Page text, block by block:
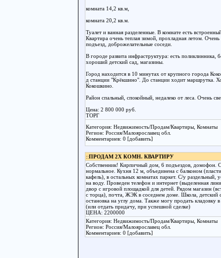
комната 14,2 кв.м,
комната 20,2 кв.м.
Туалет и ванная разделенные. В комнате есть
Квартира очень теплая зимой, прохладная летом.
подъезд, доброжелательные соседи.
В городе развита инфраструктура: есть поликлинника,
хороший детский сад, магазины.
Город находится в 10 минутах от крупного города
д станции "Крёкшино". До станции ходит маршрутка.
Кокошкино.
Район спальный, спокойный, недалеко от леса. Очень
Цена: 2 800 000 руб.
ТОРГ
Категория: Недвижимость/Продам/Квартиры, Комнаты
Регион: Россия/Малоярославец обл.
Комментариев: 0 [добавить]
::ПРОДАМ 2Х КОМН. КВАРТИРУ
Собственник! Кирпичный дом, 6 подъездов, домофон.
нормальное. Кухня 12 м, объединена с балконом
кафель), в остальных комнатах паркет. С/у раздельный,
на воду. Проведен телефон и интернет (выделенная
двор с игровой площадкой для детей. Рядом магазин
с торца), почта, ЖЭК в соседнем доме. Школа, детский
остановка на углу дома. Также могу продать кладовку
(или отдать придачу, при успешной сделке)
ЦЕНА: 2200000
Категория: Недвижимость/Продам/Квартиры, Комнаты
Регион: Россия/Малоярославец обл.
Комментариев: 0 [добавить]